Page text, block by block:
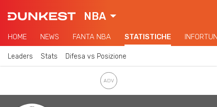
NBA
HOME NEWS FANTA NBA STATISTICHE
Leaders Stats Difesa vs Posizione